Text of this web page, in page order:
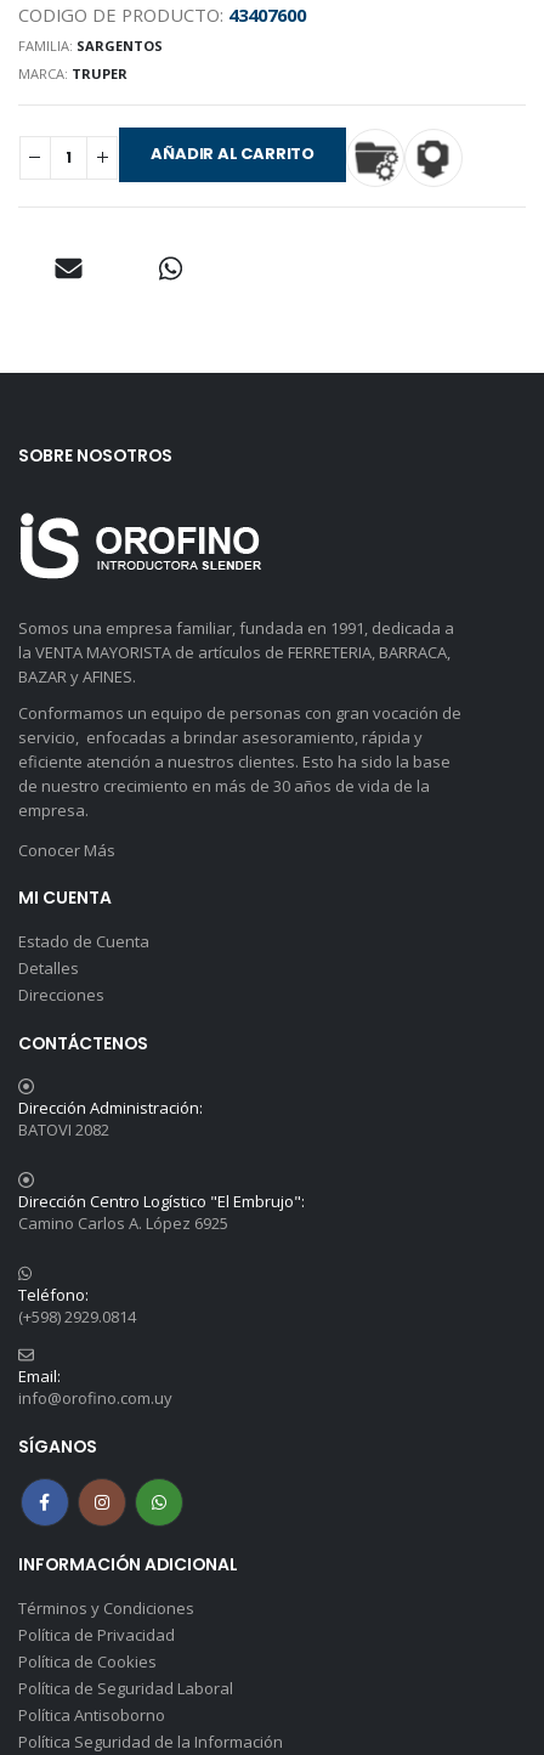
CODIGO DE PRODUCTO: 43407600
FAMILIA: SARGENTOS
MARCA: TRUPER
AÑADIR AL CARRITO
SOBRE NOSOTROS
Somos una empresa familiar, fundada en 1991, dedicada a
la VENTA MAYORISTA de artículos de FERRETERIA, BARRACA,
BAZAR y AFINES.
Conformamos un equipo de personas con gran vocación de
servicio, enfocadas a brindar asesoramiento, rápida y
eficiente atención a nuestros clientes. Esto ha sido la base
de nuestro crecimiento en más de 30 años de vida de la
empresa.
Conocer Más
MI CUENTA
Estado de Cuenta
Detalles
Direcciones
CONTÁCTENOS
Dirección Administración:
BATOVI 2082
Dirección Centro Logístico "El Embrujo":
Camino Carlos A. López 6925
Teléfono:
(+598) 2929.0814
Email:
info@orofino.com.uy
SÍGANOS
INFORMACIÓN ADICIONAL
Términos y Condiciones
Política de Privacidad
Política de Cookies
Política de Seguridad Laboral
Política Antisoborno
Política Seguridad de la Información